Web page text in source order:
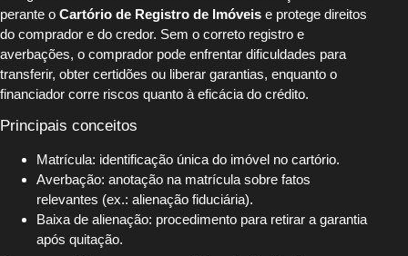
perante o Cartório de Registro de Imóveis e protege direitos
do comprador e do credor. Sem o correto registro e
averbações, o comprador pode enfrentar dificuldades para
transferir, obter certidões ou liberar garantias, enquanto o
financiador corre riscos quanto à eficácia do crédito.
Principais conceitos
Matrícula: identificação única do imóvel no cartório.
Averbação: anotação na matrícula sobre fatos
relevantes (ex.: alienação fiduciária).
Baixa de alienação: procedimento para retirar a garantia
após quitação.